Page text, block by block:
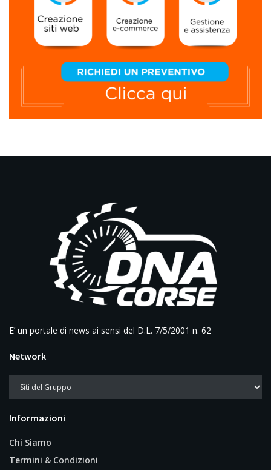
E’ un portale di news ai sensi del D.L. 7/5/2001 n. 62
Network
Informazioni
Chi Siamo
Termini & Condizioni